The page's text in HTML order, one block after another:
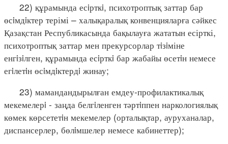
22) құрамында есiрткi, психотроптық заттар бар
өсiмдiктер терімі – халықаралық конвенцияларға сәйкес
Қазақстан Республикасында бақылауға жататын есірткі,
психотроптық заттар мен прекурсорлар тiзiміне
енгiзiлген, құрамында есiрткi бар жабайы өсетiн немесе
егiлетiн өсiмдiктердi жинау;
23) мамандандырылған емдеу-профилактикалық
мекемелерi - заңда белгiленген тәртiппен наркологиялық
көмек көрсететiн мекемелер (орталықтар, ауруханалар,
диспансерлер, бөлiмшелер немесе кабинеттер);